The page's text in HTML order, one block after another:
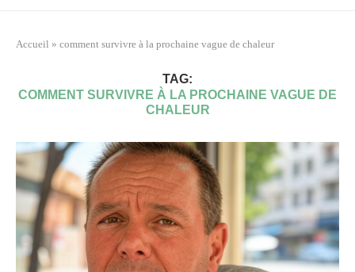
Accueil » comment survivre à la prochaine vague de chaleur
TAG:
COMMENT SURVIVRE À LA PROCHAINE VAGUE DE
CHALEUR